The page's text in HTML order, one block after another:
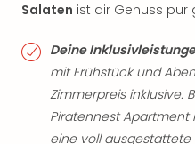
Salaten ist dir Genuss pur
Deine
mit Frühstück und
Zimmerpreis inklusive.
Piratennest
eine voll ausgestattete